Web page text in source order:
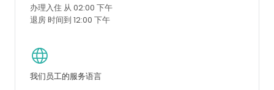
办理入住 从 02:00 下午
退房 时间到 12:00 下午
我们员工的服务语言